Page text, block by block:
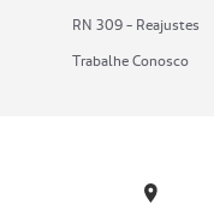
RN 309 - Reajustes
Trabalhe Conosco